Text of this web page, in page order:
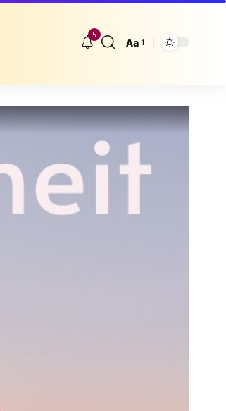
5
Größenänderung
Aa